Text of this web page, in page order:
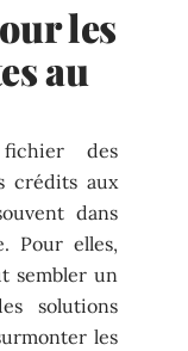
les
au
des
crédits aux
dans
Pour elles,
sembler un
solutions
les